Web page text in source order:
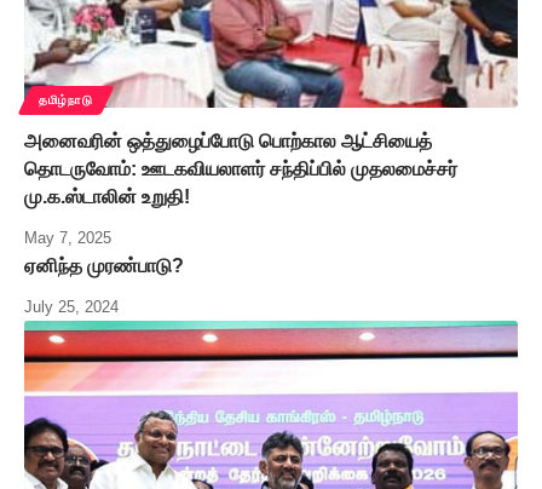
தமிழ்நாடு
அனைவரின் ஒத்துழைப்போடு பொற்கால ஆட்சியைத்
தொடருவோம்: ஊடகவியலாளர் சந்திப்பில் முதலமைச்சர்
மு.க.ஸ்டாலின் உறுதி!
May 7, 2025
ஏனிந்த முரண்பாடு?
July 25, 2024